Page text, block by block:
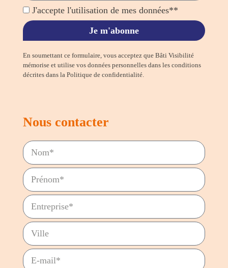
J'accepte l'utilisation de mes données**
Je m'abonne
En soumettant ce formulaire, vous acceptez que Bâti Visibilité
mémorise et utilise vos données personnelles dans les conditions
décrites dans la Politique de confidentialité.
Nous contacter